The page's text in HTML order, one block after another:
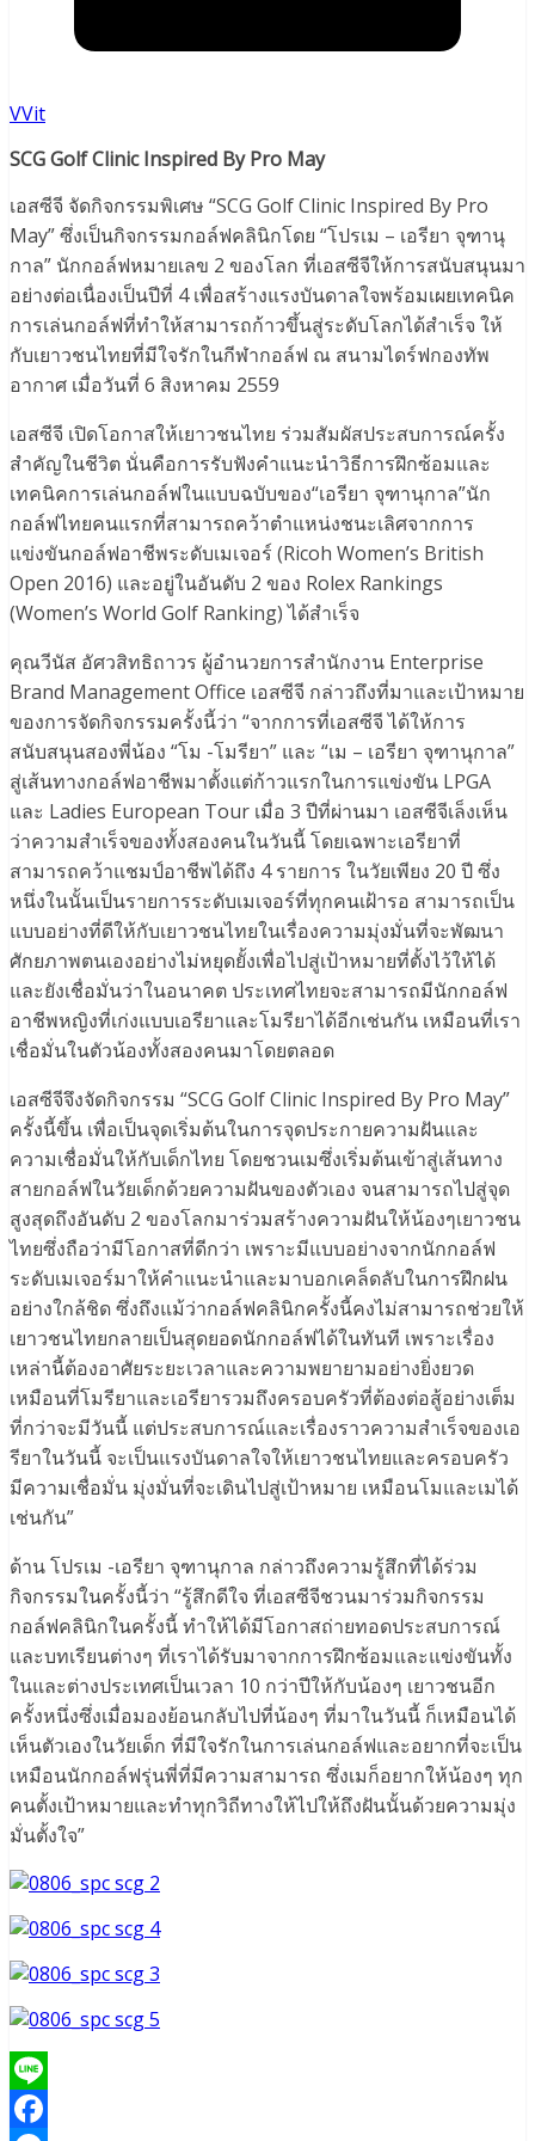
VVit
SCG Golf Clinic Inspired By Pro May
เอสซีจี จัดกิจกรรมพิเศษ “SCG Golf Clinic Inspired By Pro
May” ซึ่งเป็นกิจกรรมกอล์ฟคลินิกโดย “โปรเม – เอรียา จุฑานุ
กาล” นักกอล์ฟหมายเลข 2 ของโลก ที่เอสซีจีให้การสนับสนุนมา
อย่างต่อเนื่องเป็นปีที่ 4 เพื่อสร้างแรงบันดาลใจพร้อมเผยเทคนิค
การเล่นกอล์ฟที่ทำให้สามารถก้าวขึ้นสู่ระดับโลกได้สำเร็จ ให้
กับเยาวชนไทยที่มีใจรักในกีฬากอล์ฟ ณ สนามไดร์ฟกองทัพ
อากาศ เมื่อวันที่ 6 สิงหาคม 2559
เอสซีจี เปิดโอกาสให้เยาวชนไทย ร่วมสัมผัสประสบการณ์ครั้ง
สำคัญในชีวิต นั่นคือการรับฟังคำแนะนำวิธีการฝึกซ้อมและ
เทคนิคการเล่นกอล์ฟในแบบฉบับของ“เอรียา จุฑานุกาล”นัก
กอล์ฟไทยคนแรกที่สามารถคว้าตำแหน่งชนะเลิศจากการ
แข่งขันกอล์ฟอาชีพระดับเมเจอร์ (Ricoh Women’s British
Open 2016) และอยู่ในอันดับ 2 ของ Rolex Rankings
(Women’s World Golf Ranking) ได้สำเร็จ
คุณวีนัส อัศวสิทธิถาวร ผู้อำนวยการสำนักงาน Enterprise
Brand Management Office เอสซีจี กล่าวถึงที่มาและเป้าหมาย
ของการจัดกิจกรรมครั้งนี้ว่า “จากการที่เอสซีจี ได้ให้การ
สนับสนุนสองพี่น้อง “โม -โมรียา” และ “เม – เอรียา จุฑานุกาล”
สู่เส้นทางกอล์ฟอาชีพมาตั้งแต่ก้าวแรกในการแข่งขัน LPGA
และ Ladies European Tour เมื่อ 3 ปีที่ผ่านมา เอสซีจีเล็งเห็น
ว่าความสำเร็จของทั้งสองคนในวันนี้ โดยเฉพาะเอรียาที่
สามารถคว้าแชมป์อาชีพได้ถึง 4 รายการ ในวัยเพียง 20 ปี ซึ่ง
หนึ่งในนั้นเป็นรายการระดับเมเจอร์ที่ทุกคนเฝ้ารอ สามารถเป็น
แบบอย่างที่ดีให้กับเยาวชนไทยในเรื่องความมุ่งมั่นที่จะพัฒนา
ศักยภาพตนเองอย่างไม่หยุดยั้งเพื่อไปสู่เป้าหมายที่ตั้งไว้ให้ได้
และยังเชื่อมั่นว่าในอนาคต ประเทศไทยจะสามารถมีนักกอล์ฟ
อาชีพหญิงที่เก่งแบบเอรียาและโมรียาได้อีกเช่นกัน เหมือนที่เรา
เชื่อมั่นในตัวน้องทั้งสองคนมาโดยตลอด
เอสซีจีจึงจัดกิจกรรม “SCG Golf Clinic Inspired By Pro May”
ครั้งนี้ขึ้น เพื่อเป็นจุดเริ่มต้นในการจุดประกายความฝันและ
ความเชื่อมั่นให้กับเด็กไทย โดยชวนเมซึ่งเริ่มต้นเข้าสู่เส้นทาง
สายกอล์ฟในวัยเด็กด้วยความฝันของตัวเอง จนสามารถไปสู่จุด
สูงสุดถึงอันดับ 2 ของโลกมาร่วมสร้างความฝันให้น้องๆเยาวชน
ไทยซึ่งถือว่ามีโอกาสที่ดีกว่า เพราะมีแบบอย่างจากนักกอล์ฟ
ระดับเมเจอร์มาให้คำแนะนำและมาบอกเคล็ดลับในการฝึกฝน
อย่างใกล้ชิด ซึ่งถึงแม้ว่ากอล์ฟคลินิกครั้งนี้คงไม่สามารถช่วยให้
เยาวชนไทยกลายเป็นสุดยอดนักกอล์ฟได้ในทันที เพราะเรื่อง
เหล่านี้ต้องอาศัยระยะเวลาและความพยายามอย่างยิ่งยวด
เหมือนที่โมรียาและเอรียารวมถึงครอบครัวที่ต้องต่อสู้อย่างเต็ม
ที่กว่าจะมีวันนี้ แต่ประสบการณ์และเรื่องราวความสำเร็จของเอ
รียาในวันนี้ จะเป็นแรงบันดาลใจให้เยาวชนไทยและครอบครัว
มีความเชื่อมั่น มุ่งมั่นที่จะเดินไปสู่เป้าหมาย เหมือนโมและเมได้
เช่นกัน”
ด้าน โปรเม -เอรียา จุฑานุกาล กล่าวถึงความรู้สึกที่ได้ร่วม
กิจกรรมในครั้งนี้ว่า “รู้สึกดีใจ ที่เอสซีจีชวนมาร่วมกิจกรรม
กอล์ฟคลินิกในครั้งนี้ ทำให้ได้มีโอกาสถ่ายทอดประสบการณ์
และบทเรียนต่างๆ ที่เราได้รับมาจากการฝึกซ้อมและแข่งขันทั้ง
ในและต่างประเทศเป็นเวลา 10 กว่าปีให้กับน้องๆ เยาวชนอีก
ครั้งหนึ่งซึ่งเมื่อมองย้อนกลับไปที่น้องๆ ที่มาในวันนี้ ก็เหมือนได้
เห็นตัวเองในวัยเด็ก ที่มีใจรักในการเล่นกอล์ฟและอยากที่จะเป็น
เหมือนนักกอล์ฟรุ่นพี่ที่มีความสามารถ ซึ่งเมก็อยากให้น้องๆ ทุก
คนตั้งเป้าหมายและทำทุกวิถีทางให้ไปให้ถึงฝันนั้นด้วยความมุ่ง
มั่นตั้งใจ”
Line